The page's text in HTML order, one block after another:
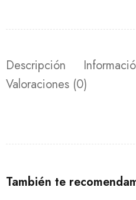
Descripción
Valoraciones (0)
También te